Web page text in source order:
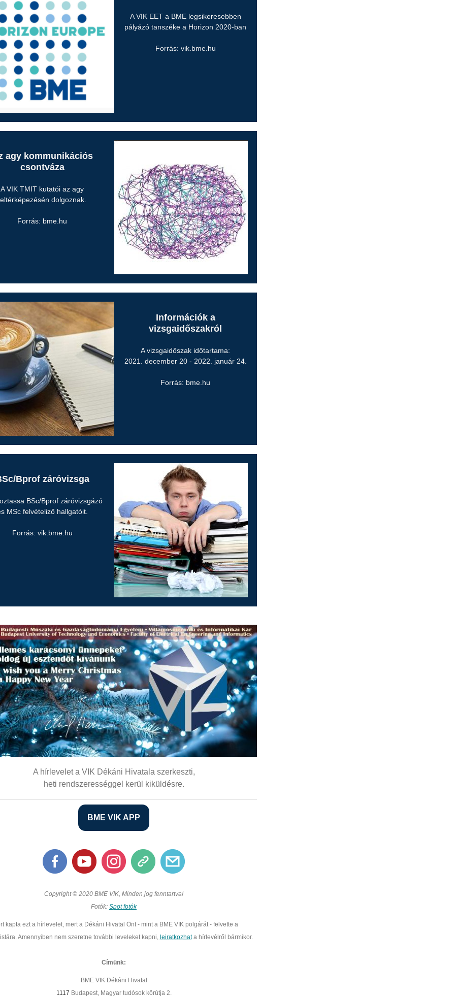
A VIK EET a BME legsikeresebben
pályázó tanszéke a Horizon 2020-ban
Forrás: vik.bme.hu
agy kommunikációs
csontváza
A VIK TMIT kutatói az agy
dolgoznak.
Forrás: bme.hu
Információk a
vizsgaidőszakról
A vizsgaidőszak időtartama:
2021. december 20 - 2022. január 24.
Forrás: bme.hu
Bprof záróvizsga
BSc/Bprof záróvizsgázó
MSc felvételiző hallgatóit.
Forrás: vik.bme.hu
A hírlevelet a VIK Dékáni Hivatala szerkeszti,
heti rendszerességgel kerül kiküldésre.
BME VIK APP
Copyright © 2020 BME VIK, Minden jog fenntartva!
Fotók: Spot fotók
kapta ezt a hírlevelet, mert a Dékáni Hivatal Önt - mint a BME VIK polgárát - felvette a
Amennyiben nem szeretne további leveleket kapni, leiratkozhata hírlevélről bármikor.
Címünk:
BME VIK Dékáni Hivatal
1117 Budapest, Magyar tudósok körútja 2.